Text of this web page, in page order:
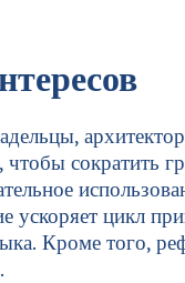
, чтобы сократить
ускоряет цикл
Кроме того,